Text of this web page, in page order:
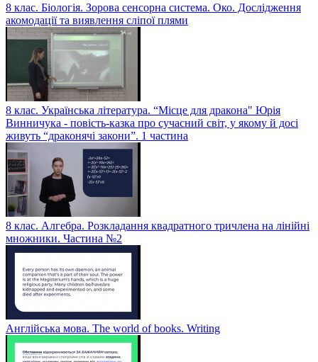
8 клас. Біологія. Зорова сенсорна система. Око. Дослідження
акомодації та виявлення сліпої плями
8 клас. Українська література. “Місце для дракона" Юрія
Винничука - повість-казка про сучасний світ, у якому й досі
живуть “драконячі закони”. 1 частина
8 клас. Алгебра. Розкладання квадратного тричлена на лінійні
множники. Частина №2
Англійська мова. The world of books. Writing